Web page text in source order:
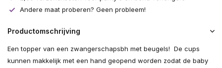
Andere maat proberen? Geen probleem!
Productomschrijving
Een topper van een zwangerschapsbh met beugels! De cups
kunnen makkelijk met een hand geopend worden zodat de baby